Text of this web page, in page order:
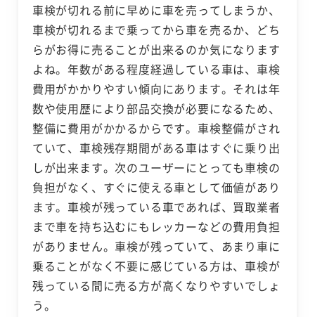
車検が切れる前に早めに車を売ってしまうか、
車検が切れるまで乗ってから車を売るか、どち
らがお得に売ることが出来るのか気になります
よね。年数がある程度経過している車は、車検
費用がかかりやすい傾向にあります。それは年
数や使用歴により部品交換が必要になるため、
整備に費用がかかるからです。車検整備がされ
ていて、車検残存期間がある車はすぐに乗り出
しが出来ます。次のユーザーにとっても車検の
負担がなく、すぐに使える車として価値があり
ます。車検が残っている車であれば、買取業者
まで車を持ち込むにもレッカーなどの費用負担
がありません。車検が残っていて、あまり車に
乗ることがなく不要に感じている方は、車検が
残っている間に売る方が高くなりやすいでしょ
う。